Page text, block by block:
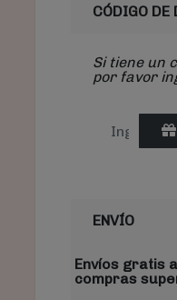
CÓDIGO DE
Si tiene un
por favor
ENVÍO
Envíos gratis
compras